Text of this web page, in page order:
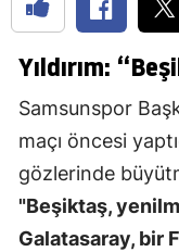
Yıldırım:
Samsunspor
maçı öncesi
gözlerinde
"Beşiktaş,
Galatasaray, bir